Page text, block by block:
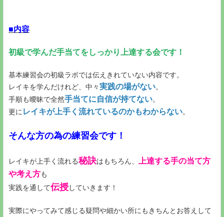
■内容
初級で学んだ手当てをしっかり上達する会です！
基本練習会の初級ラボでは伝えきれていない内容です。
レイキを学んだけれど、中々実践の場がない。
手順も曖昧で全然手当てに自信が持てない。
更に レイキが上手く流れているのかもわからない。
そんな方の為の練習会です！
レイキが上手く流れる秘訣はもちろん、
上達する手の当て方
や考え方も
実践を通して伝授していきます！
実際にやってみて感じる疑問や細かい所にもきちんとお答えして